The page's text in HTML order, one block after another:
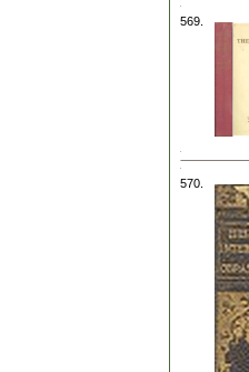
569.
570.